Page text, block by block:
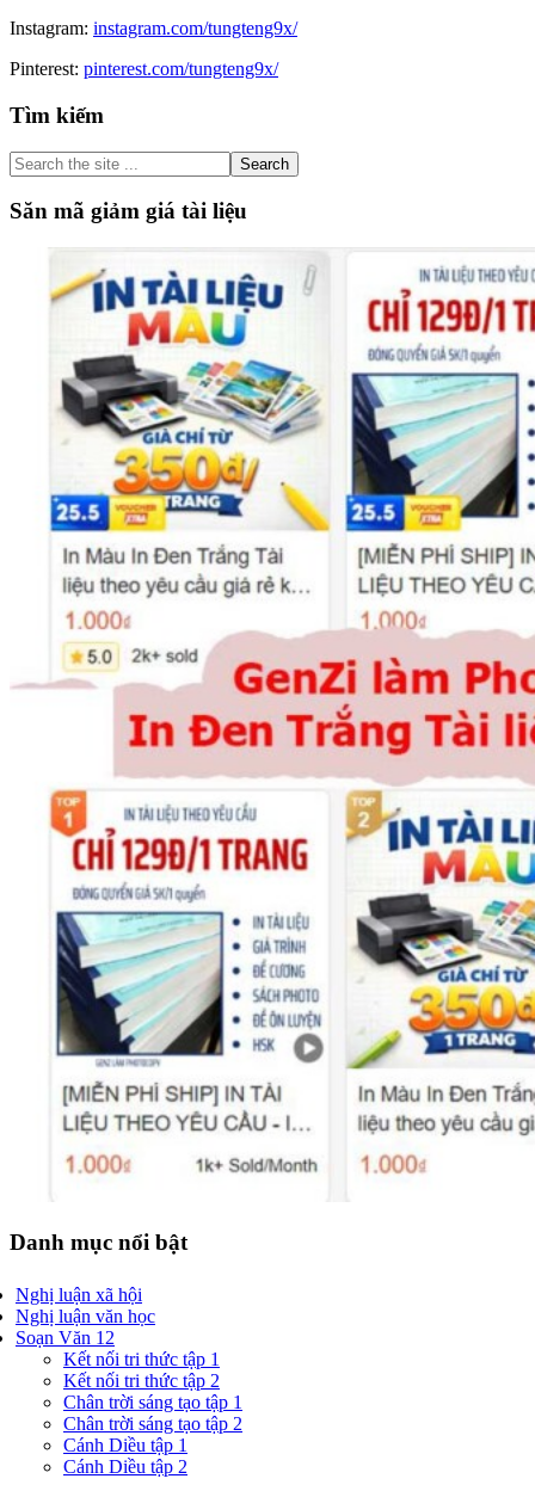
Instagram: instagram.com/tungteng9x/
Pinterest: pinterest.com/tungteng9x/
Primary
Sidebar
Tìm kiếm
Search
the
site
...
Săn mã giảm giá tài liệu
Danh mục nổi bật
Nghị luận xã hội
Nghị luận văn học
Soạn Văn 12
Kết nối tri thức tập 1
Kết nối tri thức tập 2
Chân trời sáng tạo tập 1
Chân trời sáng tạo tập 2
Cánh Diều tập 1
Cánh Diều tập 2